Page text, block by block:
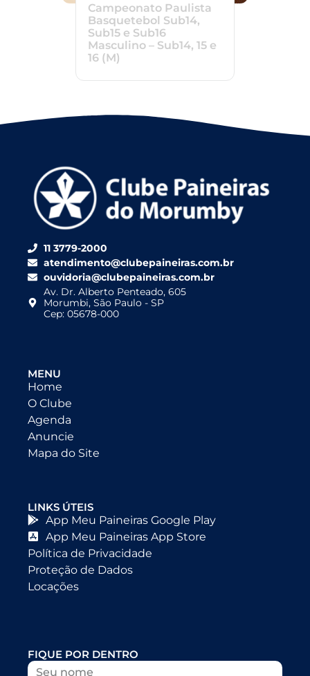
Campeonato Paulista
Basquetebol Sub14,
Sub15 e Sub16
Masculino – Sub14, 15 e
16 (M)
11 3779-2000
atendimento@clubepaineiras.com.br
ouvidoria@clubepaineiras.com.br
Av. Dr. Alberto Penteado, 605
Morumbi, São Paulo - SP
Cep: 05678-000
MENU
Home
O Clube
Agenda
Anuncie
Mapa do Site
LINKS ÚTEIS
App Meu Paineiras Google Play
App Meu Paineiras App Store
Política de Privacidade
Proteção de Dados
Locações
FIQUE POR DENTRO